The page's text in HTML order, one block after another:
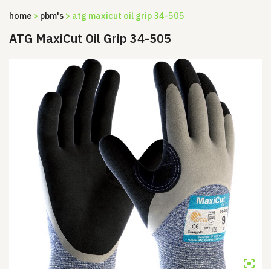
home > pbm's > atg maxicut oil grip 34-505
ATG MaxiCut Oil Grip 34-505